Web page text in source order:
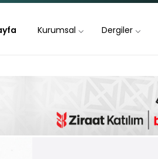
Kurumsal Dergiler